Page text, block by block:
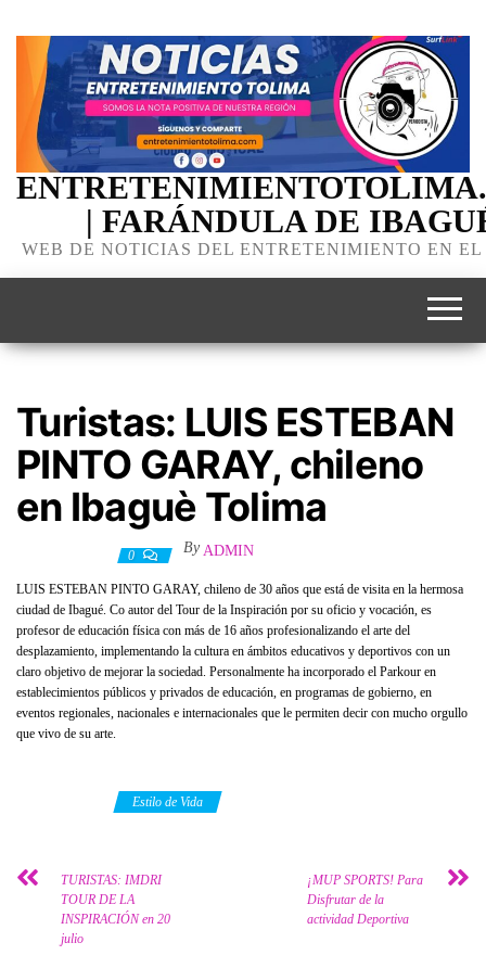
| FARÁNDULA DE
WEB DE NOTICIAS DEL ENTRETENIMIENTO EN
Turistas: LUIS ESTEBAN
PINTO GARAY, chileno
en Ibaguè Tolima
0 By ADMIN
LUIS ESTEBAN PINTO GARAY, chileno de 30 años que está de visita en la hermosa
ciudad de Ibagué. Co autor del Tour de la Inspiración por su oficio y vocación, es
profesor de educación física con más de 16 años profesionalizando el arte del
desplazamiento, implementando la cultura en ámbitos educativos y deportivos con un
claro objetivo de mejorar la sociedad. Personalmente ha incorporado el Parkour en
establecimientos públicos y privados de educación, en programas de gobierno, en
eventos regionales, nacionales e internacionales que le permiten decir con mucho orgullo
que vivo de su arte.
Estilo de Vida
TURISTAS: IMDRI
TOUR DE LA
INSPIRACIÓN en 20
julio
¡MUP SPORTS! Para
Disfrutar de la
actividad Deportiva